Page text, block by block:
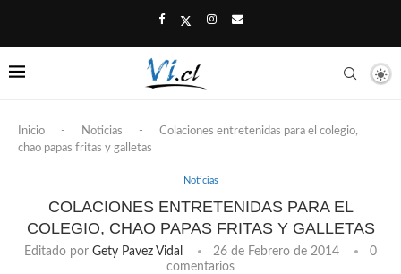
Inicio - Noticias -
Colaciones entretenidas para el colegio,
chao papas fritas y galletas
Noticias
COLACIONES ENTRETENIDAS PARA EL
COLEGIO, CHAO PAPAS FRITAS Y GALLETAS
Editado por Gety Pavez Vidal 26 de Febrero de 2014
0
comentarios